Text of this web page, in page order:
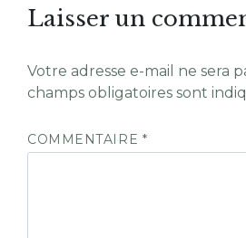
Laisser un
Votre adresse e-mail ne sera
champs obligatoires sont
COMMENTAIRE *